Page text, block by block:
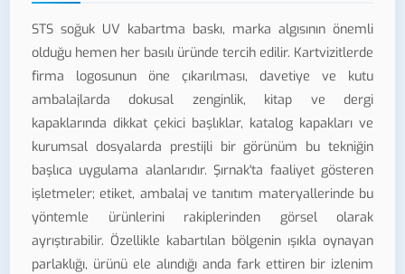
STS soğuk UV kabartma baskı, marka algısının önemli
olduğu hemen her basılı üründe tercih edilir. Kartvizitlerde
firma logosunun öne çıkarılması, davetiye ve kutu
ambalajlarda dokusal zenginlik, kitap ve dergi
kapaklarında dikkat çekici başlıklar, katalog kapakları ve
kurumsal dosyalarda prestijli bir görünüm bu tekniğin
başlıca uygulama alanlarıdır. Şırnak'ta faaliyet gösteren
işletmeler; etiket, ambalaj ve tanıtım materyallerinde bu
yöntemle ürünlerini rakiplerinden görsel olarak
ayrıştırabilir. Özellikle kabartılan bölgenin ışıkla oynayan
parlaklığı, ürünü ele alındığı anda fark ettiren bir izlenim